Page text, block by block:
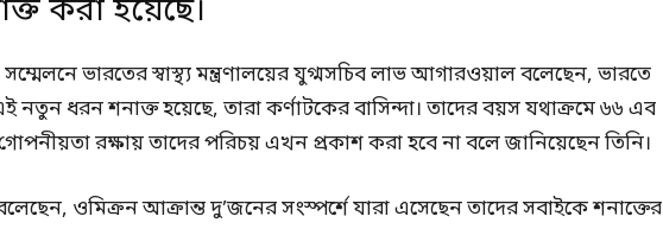
করা হয়েছে।
ভারতের স্বাস্থ্য মন্ত্রণালয়ের যুগ্মসচিব লাভ আগারওয়াল বলেছেন, ভারতে
নতুন ধরন শনাক্ত হয়েছে, তারা কর্ণাটকের বাসিন্দা। তাদের বয়স যথাক্রমে ৬৬ এব
রক্ষায় তাদের পরিচয় এখন প্রকাশ করা হবে না বলে জানিয়েছেন তিনি।
ওমিক্রন আক্রান্ত দু’জনের সংস্পর্শে যারা এসেছেন তাদের সবাইকে শনাক্তের